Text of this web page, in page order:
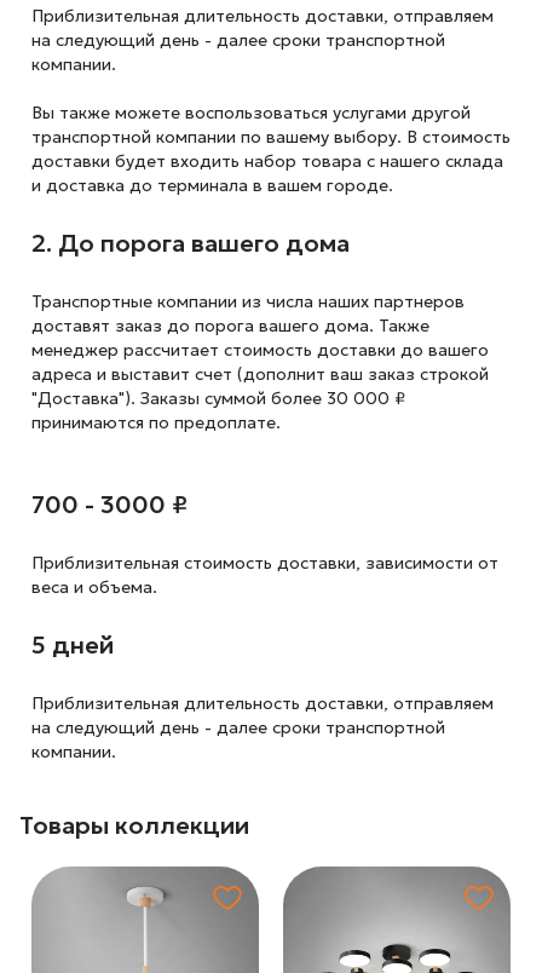
Приблизительная длительность доставки, отправляем
на следующий день - далее сроки транспортной
компании.
Вы также можете воспользоваться услугами другой
транспортной компании по вашему выбору. В стоимость
доставки будет входить набор товара с нашего склада
и доставка до терминала в вашем городе.
2. До порога вашего дома
Транспортные компании из числа наших партнеров
доставят заказ до порога вашего дома. Также
менеджер рассчитает стоимость доставки до вашего
адреса и выставит счет (дополнит ваш заказ строкой
"Доставка"). Заказы суммой более 30 000 ₽
принимаются по предоплате.
700 - 3000 ₽
Приблизительная стоимость доставки, зависимости от
веса и объема.
5 дней
Приблизительная длительность доставки, отправляем
на следующий день - далее сроки транспортной
компании.
Товары коллекции